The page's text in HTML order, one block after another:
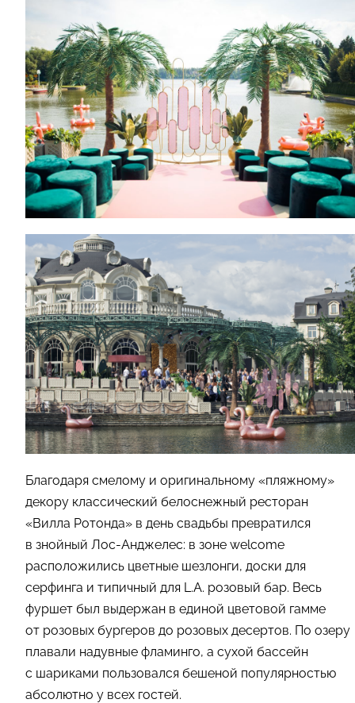
Благодаря смелому и оригинальному «пляжному»
декору классический белоснежный ресторан
«Вилла Ротонда» в день свадьбы превратился
в знойный Лос-Анджелес: в зоне welcome
расположились цветные шезлонги, доски для
серфинга и типичный для L.A. розовый бар. Весь
фуршет был выдержан в единой цветовой гамме
от розовых бургеров до розовых десертов. По озеру
плавали надувные фламинго, а сухой бассейн
с шариками пользовался бешеной популярностью
абсолютно у всех гостей.